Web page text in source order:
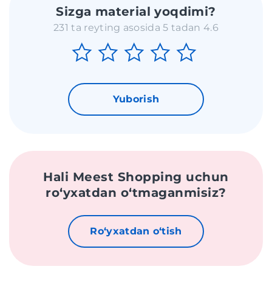
Sizga material yoqdimi?
231 ta reyting asosida 5 tadan 4.6
Yuborish
Hali Meest Shopping uchun
roʻyxatdan oʻtmaganmisiz?
Roʻyxatdan oʻtish